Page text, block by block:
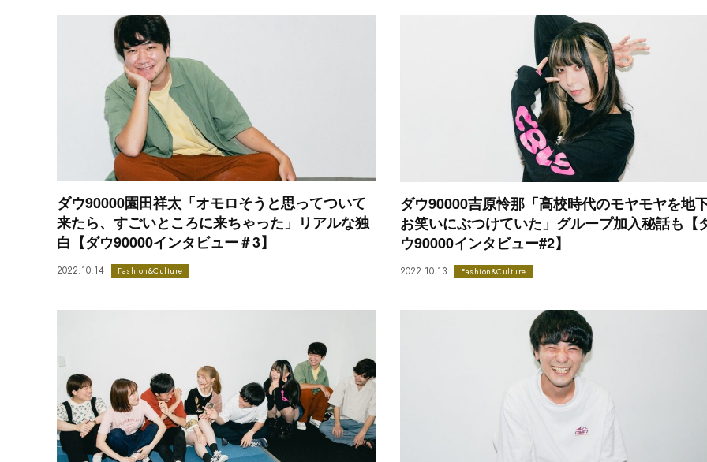
ダウ90000園田祥太「オモロそうと思ってついて
来たら、すごいところに来ちゃった」リアルな独
白【ダウ90000インタビュー＃3】
2022.10.14 Fashion&Culture
ダウ90000吉原怜那「高校時代のモヤモヤを地
お笑いにぶつけていた」グループ加入秘話も【
ウ90000インタビュー#2】
2022.10.13 Fashion&Culture